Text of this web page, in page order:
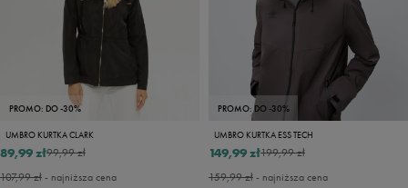
PROMO: DO -30%
UMBRO KURTKA CLARK
99,99 zł
89,99 zł
107,99 zł- najniższa cena
PROMO: DO -30%
UMBRO KURTKA ESS TECH
199,99 zł
149,99 zł
159,99 zł- najniższa cena